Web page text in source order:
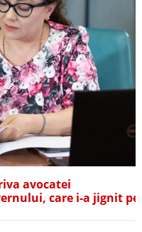
avocatei
care i-a jignit pe